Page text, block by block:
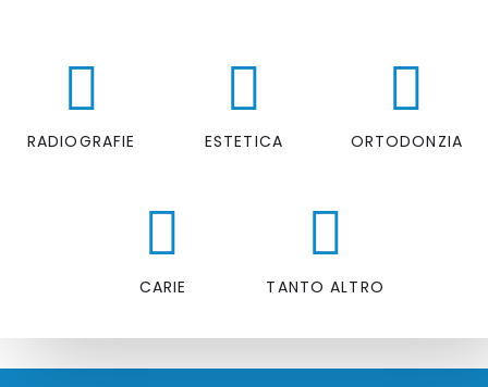
RADIOGRAFIE ESTETICA ORTODONZIA
CARIE TANTO ALTRO